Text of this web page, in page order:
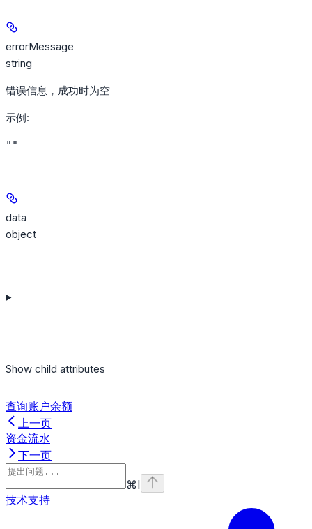
errorMessage
string
错误信息，成功时为空
示例:
""
data
object
Show child attributes
查询账户余额
上一页
资金流水
下一页
⌘I
技术支持